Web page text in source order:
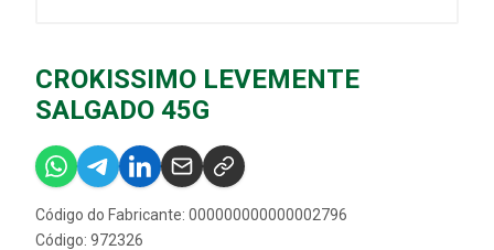
CROKISSIMO LEVEMENTE
SALGADO 45G
Código do Fabricante: 000000000000002796
Código: 972326